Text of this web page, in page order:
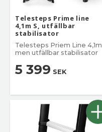
Telesteps Prime line
4,1m S, utfällbar
stabilisator
Telesteps Priem Line 4,1m
men utfällbar stabilisator
5 399 SEK